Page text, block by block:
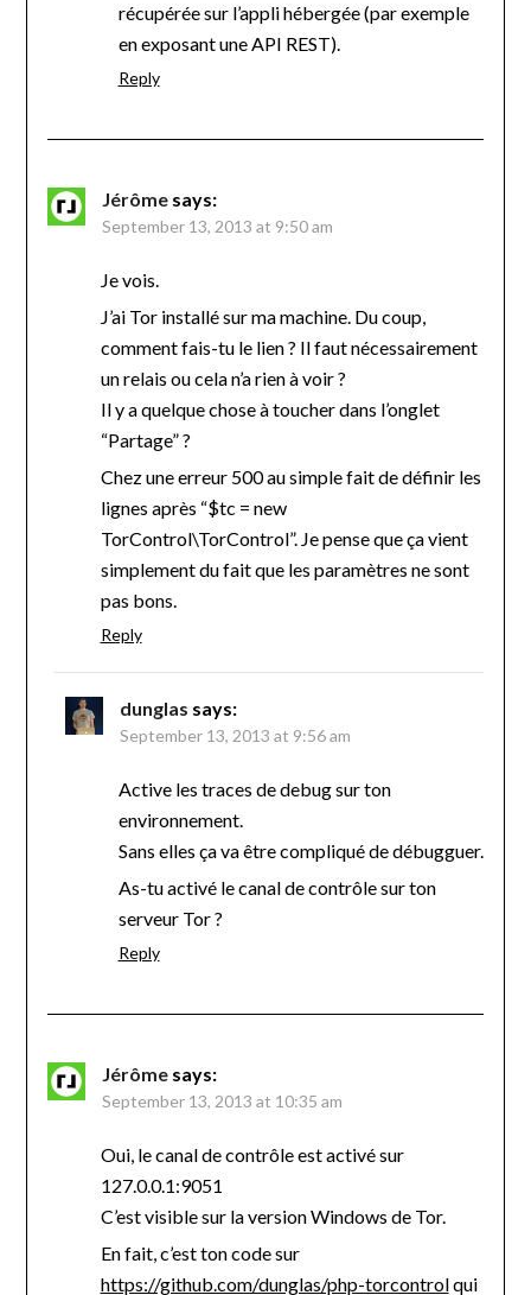
récupérée sur l’appli hébergée (par exemple
en exposant une API REST).
Reply
Jérôme says:
September 13, 2013 at 9:50 am
Je vois.
J’ai Tor installé sur ma machine. Du coup,
comment fais-tu le lien ? Il faut nécessairement
un relais ou cela n’a rien à voir ?
Il y a quelque chose à toucher dans l’onglet
“Partage” ?
Chez une erreur 500 au simple fait de définir les
lignes après “$tc = new
TorControl\TorControl”. Je pense que ça vient
simplement du fait que les paramètres ne sont
pas bons.
Reply
dunglas says:
September 13, 2013 at 9:56 am
Active les traces de debug sur ton
environnement.
Sans elles ça va être compliqué de débugguer.
As-tu activé le canal de contrôle sur ton
serveur Tor ?
Reply
Jérôme says:
September 13, 2013 at 10:35 am
Oui, le canal de contrôle est activé sur
127.0.0.1:9051
C’est visible sur la version Windows de Tor.
En fait, c’est ton code sur
https://github.com/dunglas/php-torcontrolqui